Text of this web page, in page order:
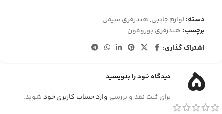
دسته: لوازم جانبی, هندزفری سیمی
برچسب: هندزفری بوروفون
اشتراک گذاری:
5
دیدگاه خود را بنویسید
برای ثبت نقد و بررسی وارد حساب کاربری خودشوید.